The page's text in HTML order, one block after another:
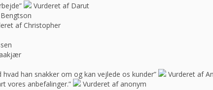
Vurderet af Darut
af Christopher
han snakker om og kan vejlede os kunder”
Vurderet af
vores anbefalinger.”
Vurderet af anonym